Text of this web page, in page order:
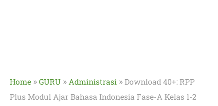
Home »GURU » Administrasi »Download 40+: RPP
Plus Modul Ajar Bahasa Indonesia Fase-A Kelas 1-2